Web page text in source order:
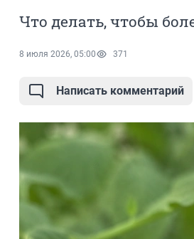
Что делать, чтобы
8 июля 2026, 05:00 371
Написать комментарий